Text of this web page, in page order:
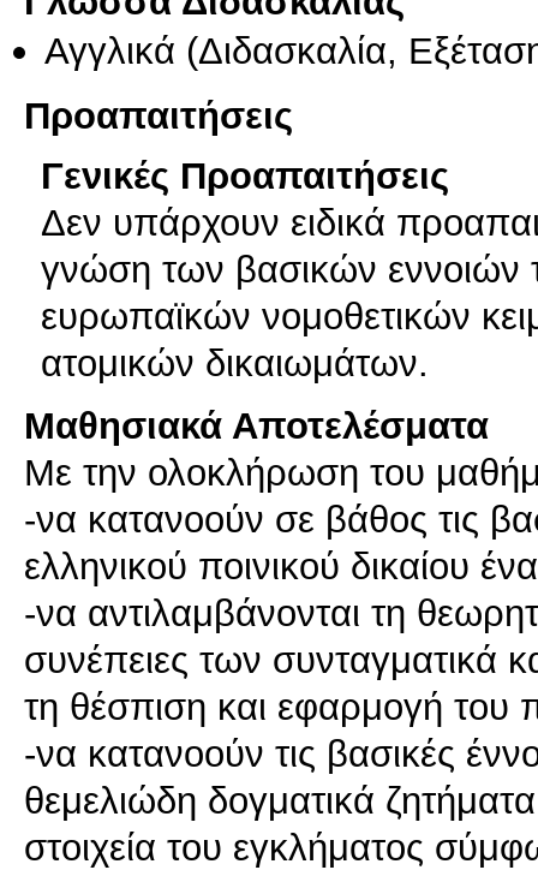
Αγγλικά (Διδασκαλία,
Προαπαιτήσεις
Γενικές Προαπαιτήσεις
Δεν υπάρχουν ειδικά
γνώση των βασικών εννοιών
ευρωπαϊκών νομοθετικών
ατομικών δικαιωμάτων.
Μαθησιακά Αποτελέσματα
Με την ολοκλήρωση του
-να κατανοούν σε βάθος τις
ελληνικού ποινικού δικαίου
-να αντιλαμβάνονται τη
συνέπειες των
τη θέσπιση και εφαρμογή του
-να κατανοούν τις βασικές
θεμελιώδη δογματικά
στοιχεία του εγκλήματος